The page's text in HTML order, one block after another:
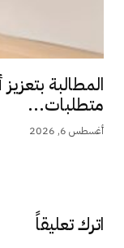
المطالبة
متطلبات...
أغسطس 6, 2026
اترك تعليقاً